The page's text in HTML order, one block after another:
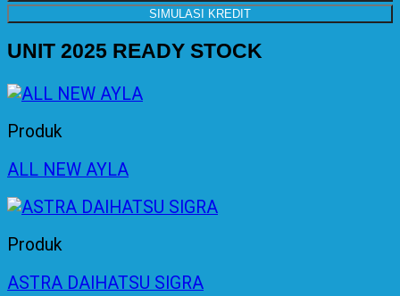
SIMULASI KREDIT
UNIT 2025 READY STOCK
Produk
ALL NEW AYLA
Produk
ASTRA DAIHATSU SIGRA